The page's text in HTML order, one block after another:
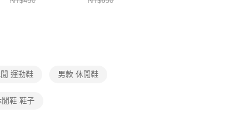
。
份有限公司提供之「AFTEE先享後付」服務完成之
要範圍內提供個人資料，並將交易相關給付款項請
事宜，請瀏覽以下網址：
運動鞋 男款 休閒鞋
閒鞋 鞋子